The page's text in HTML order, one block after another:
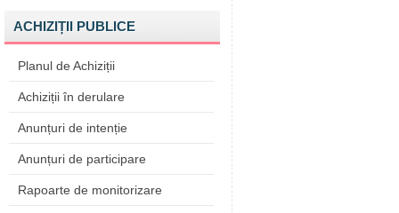
ACHIZIȚII PUBLICE
Planul de Achiziții
Achiziții în derulare
Anunțuri de intenție
Anunțuri de participare
Rapoarte de monitorizare